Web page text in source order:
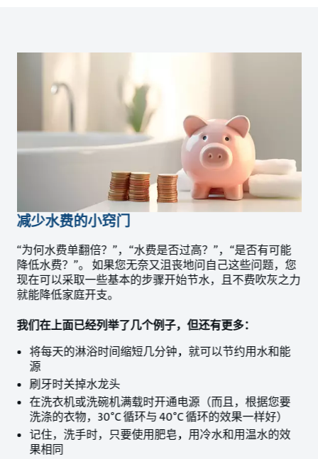
减少水费的小窍门
“为何水费单翻倍？”，“水费是否过高？”，“是否有可能
降低水费？”。 如果您无奈又沮丧地问自己这些问题，您
现在可以采取一些基本的步骤开始节水，且不费吹灰之力
就能降低家庭开支。
我们在上面已经列举了几个例子，但还有更多：
将每天的淋浴时间缩短几分钟，就可以节约用水和能
源
刷牙时关掉水龙头
在洗衣机或洗碗机满载时开通电源（而且，根据您要
洗涤的衣物，30°C 循环与 40°C 循环的效果一样好）
记住，洗手时，只要使用肥皂，用冷水和用温水的效
果相同